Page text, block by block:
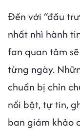
Đến với “đấu
nhất nhì hành
fan quan tâm
từng ngày.
chuẩn bị chỉn
nổi bật, tự tin,
ban giám khảo